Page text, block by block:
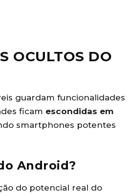
OCULTOS DO
guardam funcionalidades
ficam escondidas em
smartphones potentes
Android?
do potencial real do